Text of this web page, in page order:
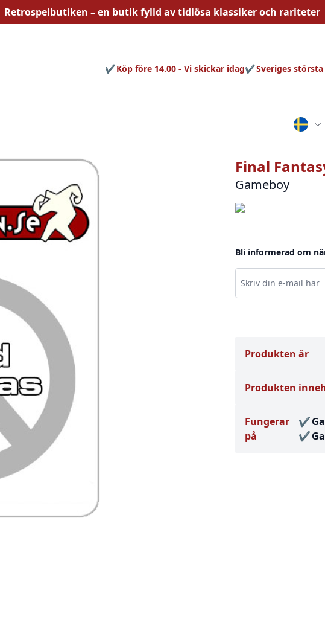
Retrospelbutiken – en butik fylld avtidlösa klassiker och rariteter
Köp före 14.00 - Vi skickar idag Sveriges
Final
Gameboy
Bli informerad om
Produkten är
Produkten
Fungerar
på